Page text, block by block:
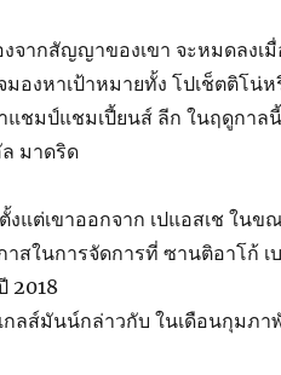
งจากสัญญาของเขา จะหมดลงเ
มองหาเป้าหมายทั้ง โปเช็ตติโน่
แชมป์แชมเปี้ยนส์ ลีก ในฤดูกาล
ล มาดริด
งแต่เขาออกจาก เปแอสเช ใน
าสในการจัดการที่ ซานติอาโก้ เ
2018
กลส์มันน์กล่าวกับ ในเดือนกุมภา